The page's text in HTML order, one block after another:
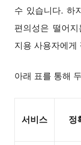
수 있습니다. 하
편의성은 떨어
지용 사용자에게
아래 표를 통해
서비스 정